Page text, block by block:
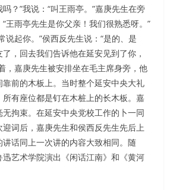
？”我说：“叫王雨亭。”嘉庚先生在旁
王雨亭先生是你父亲！我们很熟悉呀。”
说起你。”侯西反先生说：“是的、是
，回去我们告诉他在延安见到了你，
，嘉庚先生被安排坐在毛主席身旁，他
前的木板上。当时整个延安中央大礼
有座位都是钉在木桩上的长木板。嘉
无拘束。在延安中央党校工作的卜一同
词后，嘉庚先生和侯西反先生先后上
话同上一次讲的内容大致相同。随
迅艺术学院演出《闲话江南》和《黄河